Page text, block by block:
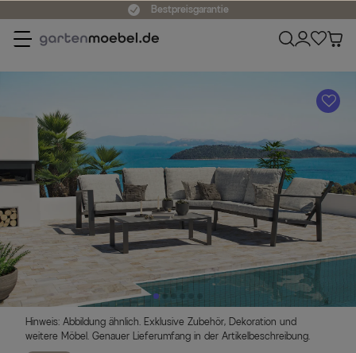
Bestpreisgarantie
A
Hinweis: Abbildung ähnlich. Exklusive Zubehör, Dekoration und
weitere Möbel. Genauer Lieferumfang in der Artikelbeschreibung.